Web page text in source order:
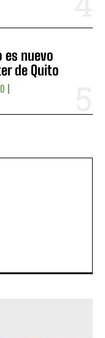
es nuevo
de Quito